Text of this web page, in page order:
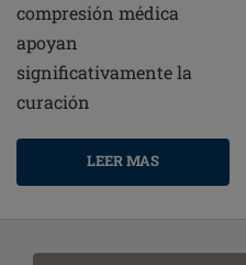
compresión médica
apoyan
significativamente la
curación
LEER MAS